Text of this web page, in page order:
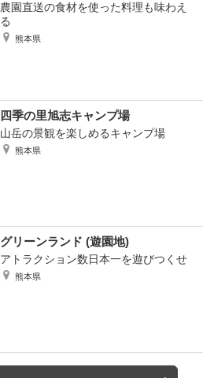
農園直送の食材を使った料理も味わえ
る
熊本県
四季の里旭志キャンプ場
山岳の景観を楽しめるキャンプ場
熊本県
グリーンランド (遊園地)
アトラクション数日本一を遊びつくせ
熊本県